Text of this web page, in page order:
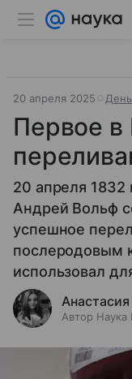
20 апреля 2025
Первое в
20 апреля 1832
Андрей Вольф
успешное
послеродовым
использовал
Автор Наука